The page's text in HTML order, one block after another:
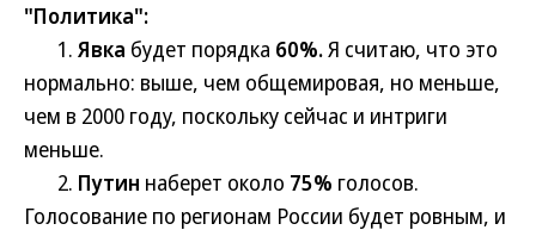
"Политика":
1. Явка будет порядка 60%.Я считаю, что это
нормально: выше, чем общемировая, но меньше,
чем в 2000 году, поскольку сейчас и интриги
меньше.
2. Путин наберет около 75% голосов.
Голосование по регионам России будет ровным, и